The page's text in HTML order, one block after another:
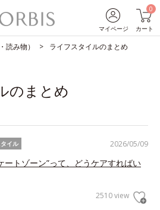
マイページ
0
カート
読み物） ライフスタイルのまとめ
のまとめ
2026/05/09
イル
ートゾーン”って、どうケアすればい
2510 view